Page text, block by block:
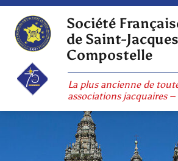
Skip
content
Société
de Saint-
Compostelle
La plus ancienne de
associations jacquaires